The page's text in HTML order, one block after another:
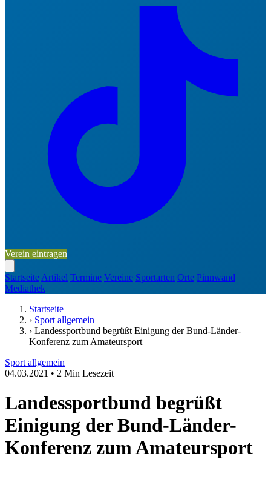
Verein eintragen
Startseite Artikel Termine Vereine Sportarten Orte Pinnwand
Mediathek
Startseite
› Sport allgemein
› Landessportbund begrüßt Einigung der Bund-Länder-
Konferenz zum Amateursport
Sport allgemein
04.03.2021 • 2 Min Lesezeit
Landessportbund begrüßt
Einigung der Bund-Länder-
Konferenz zum Amateursport